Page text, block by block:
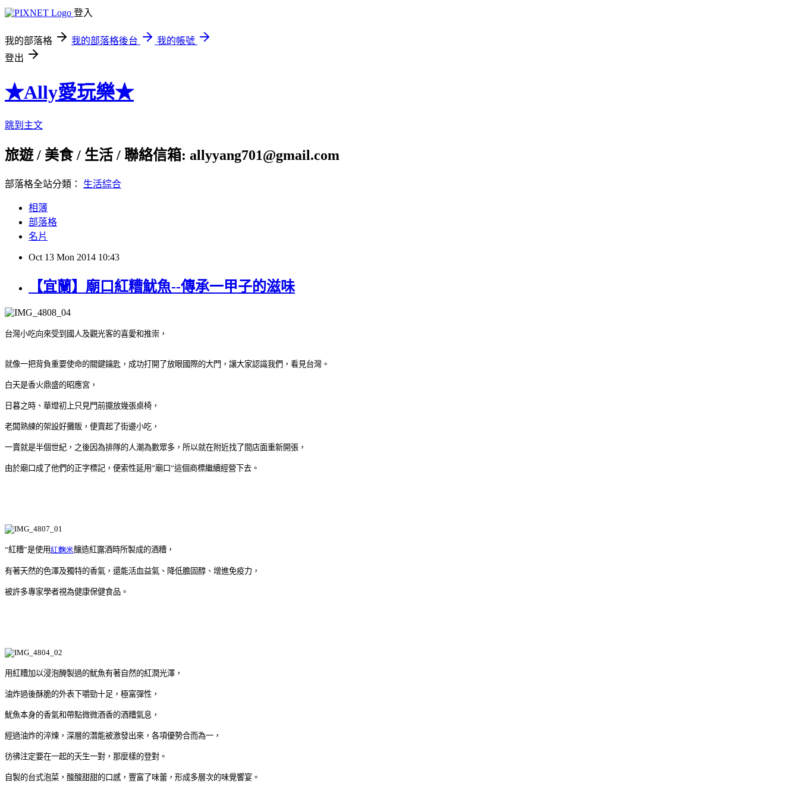
登入
我的部落格 我的部落格後台
我的帳號
登出
★Ally愛玩樂★
跳到主文
旅遊 / 美食 / 生活 / 聯絡信箱: allyyang701@gmail.com
部落格全站分類： 生活綜合
相簿
部落格
名片
Oct 13 Mon 2014 10:43
【宜蘭】廟口紅糟魷魚--傳承一甲子的滋味
台灣小吃向來受到國人及觀光客的喜愛和推崇，
就像一把背負重要使命的關鍵鑰匙，成功打開了放眼國際的大門，讓大家認識我們，看見台灣。
白天是香火鼎盛的昭應宮，
日暮之時、華燈初上只見門前擺放幾張桌椅，
老闆熟練的架設好攤販，便賣起了街邊小吃，
一賣就是半個世紀，之後因為排隊的人潮為數眾多，所以就在附近找了間店面重新開張，
由於廟口成了他們的正字標記，便索性延用”廟口”這個商標繼續經營下去。
“紅糟”是使用紅麴米釀造紅露酒時所製成的酒糟，
有著天然的色澤及獨特的香氣，還能活血益氣、降低膽固醇、增進免疫力，
被許多專家學者視為健康保健食品。
用紅糟加以浸泡醃製過的魷魚有著自然的紅潤光澤，
油炸過後酥脆的外表下嚼勁十足，極富彈性，
魷魚本身的香氣和帶點微微酒香的酒糟氣息，
經過油炸的淬煉，深層的潛能被激發出來，各項優勢合而為一，
彷彿注定要在一起的天生一對，那麼樣的登對。
自製的台式泡菜，酸酸甜甜的口感，豐富了味蕾，形成多層次的味覺饗宴。